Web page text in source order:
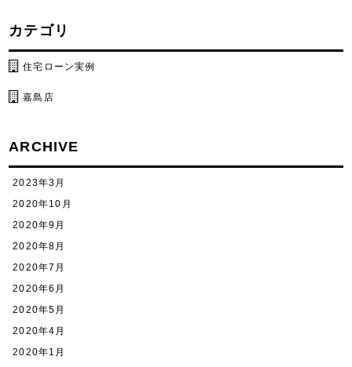
カテゴリ
住宅ローン実例
嘉島店
ARCHIVE
2023年3月
2020年10月
2020年9月
2020年8月
2020年7月
2020年6月
2020年5月
2020年4月
2020年1月